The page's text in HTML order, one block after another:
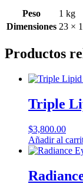
Peso
1 kg
Dimensiones 23 ×
Productos
Triple
$3,800.00
Añadir al